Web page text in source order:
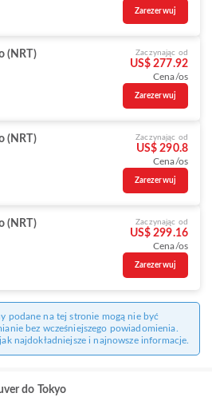
Zarezerwuj
(NRT) Zaczynając od
US$ 277.92
Cena/os
Zarezerwuj
(NRT) Zaczynając od
US$ 290.8
Cena/os
Zarezerwuj
(NRT) Zaczynając od
US$ 299.16
Cena/os
Zarezerwuj
podane na tej stronie mogą nie być
bez wcześniejszego powiadomienia.
najdokładniejsze i najnowsze informacje.
do Tokyo